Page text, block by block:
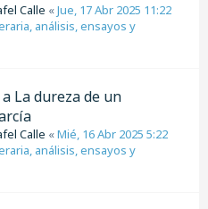
Calle «Jue, 17 Abr 2025 11:22
análisis, ensayos y
La dureza de un
Calle «Mié, 16 Abr 2025 5:22
análisis, ensayos y